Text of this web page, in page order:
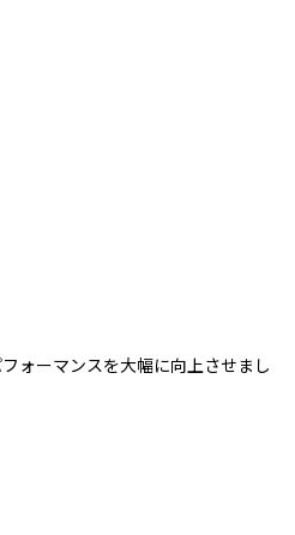
ォーマンスを大幅に向上させまし